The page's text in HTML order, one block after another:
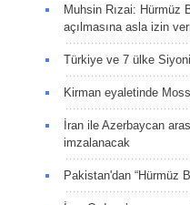
Muhsin Rızai: Hürmüz
açılmasına asla izin
Türkiye ve 7 ülke
Kirman eyaletinde
İran ile Azerbaycan
imzalanacak
Pakistan'dan “Hürmüz